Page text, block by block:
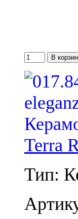
Terra
Тип: